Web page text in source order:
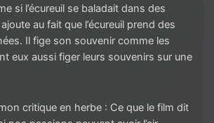
si l’écureuil se baladait dans des
au fait que l’écureuil prend des
Il fige son souvenir comme les
eux aussi figer leurs souvenirs sur une
critique en herbe : Ce que le film dit